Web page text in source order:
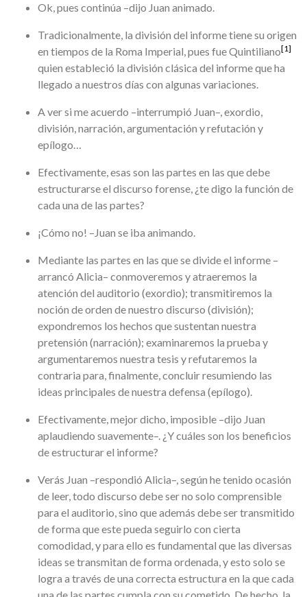
Ok, pues continúa –dijo Juan animado.
Tradicionalmente, la división del informe tiene su origen
en tiempos de la Roma Imperial, pues fue Quintiliano[1]
quien estableció la división clásica del informe que ha
llegado a nuestros días con algunas variaciones.
A ver si me acuerdo –interrumpió Juan–, exordio,
división, narración, argumentación y refutación y
epílogo…
Efectivamente, esas son las partes en las que debe
estructurarse el discurso forense, ¿te digo la función de
cada una de las partes?
¡Cómo no! –Juan se iba animando.
Mediante las partes en las que se divide el informe –
arrancó Alicia– conmoveremos y atraeremos la
atención del auditorio (exordio); transmitiremos la
noción de orden de nuestro discurso (división);
expondremos los hechos que sustentan nuestra
pretensión (narración); examinaremos la prueba y
argumentaremos nuestra tesis y refutaremos la
contraria para, finalmente, concluir resumiendo las
ideas principales de nuestra defensa (epílogo).
Efectivamente, mejor dicho, imposible –dijo Juan
aplaudiendo suavemente–. ¿Y cuáles son los beneficios
de estructurar el informe?
Verás Juan –respondió Alicia–, según he tenido ocasión
de leer, todo discurso debe ser no solo comprensible
para el auditorio, sino que además debe ser transmitido
de forma que este pueda seguirlo con cierta
comodidad, y para ello es fundamental que las diversas
ideas se transmitan de forma ordenada, y esto solo se
logra a través de una correcta estructura en la que cada